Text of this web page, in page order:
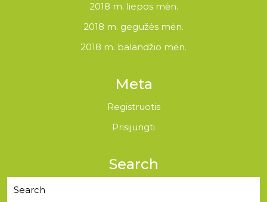
2018 m. liepos mėn.
2018 m. gegužės mėn.
2018 m. balandžio mėn.
Meta
Registruotis
Prisijungti
Search